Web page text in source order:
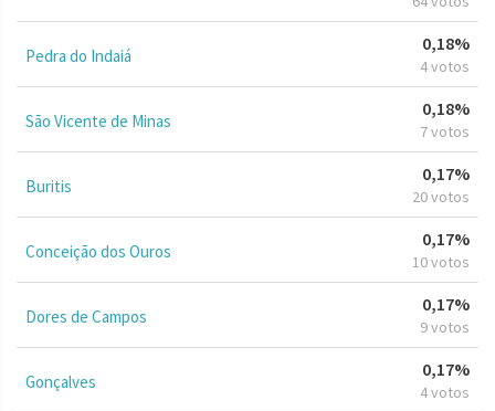
Pedra do Indaiá
0,18%
4 votos
São Vicente de Minas
0,18%
7 votos
Buritis
0,17%
20 votos
Conceição dos Ouros
0,17%
10 votos
Dores de Campos
0,17%
9 votos
Gonçalves
0,17%
4 votos